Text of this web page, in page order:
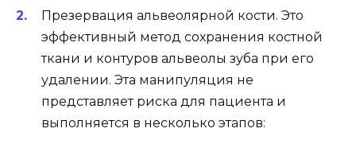
Презервация альвеолярной кости. Это
эффективный метод сохранения костной
ткани и контуров альвеолы зуба при его
удалении. Эта манипуляция не
представляет риска для пациента и
выполняется в несколько этапов: